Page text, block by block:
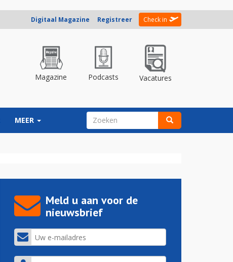
Digitaal Magazine Registreer Check in
Magazine Podcasts Vacatures
MEER ZOEKVELD
Meld u aan voor de
nieuwsbrief